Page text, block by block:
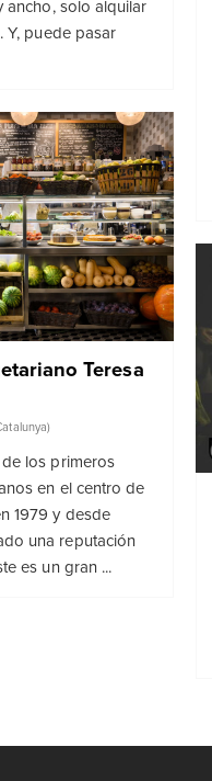
ancho, solo alquilar
Y, puede pasar
Teresa
de los primeros
en el centro de
1979 y desde
una reputación
es un gran ...